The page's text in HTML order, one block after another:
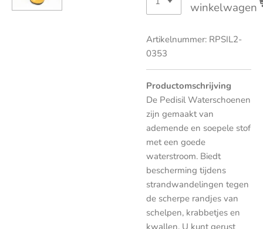
winkelwagen
Artikelnummer: RPSIL2-
0353
Productomschrijving
De Pedisil Waterschoenen
zijn gemaakt van
ademende en soepele stof
met een goede
waterstroom. Biedt
bescherming tijdens
strandwandelingen tegen
de scherpe randjes van
schelpen, krabbetjes en
kwallen. U kunt gerust